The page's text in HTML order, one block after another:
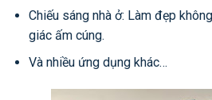
Chiếu sáng nhà ở: Làm đẹp
giác ấm cúng.
Và nhiều ứng dụng khác…